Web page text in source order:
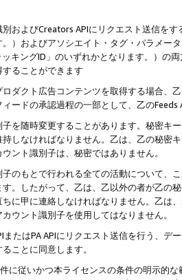
およびCreators APIにリクエスト送信を
。）およびアソシエイト・タグ・パラメー
キングID」のいずれかとなります。）の
ることができます
ダクト広告コンテンツを取得する場合、
ードの承認過程の一部として、乙の
を随時変更することがあります。秘密キ
しなければなりません。乙は、乙の秘密
ント識別子は、秘密ではありません。
のもとで行われる全ての活動について、
。したがって、乙は、乙以外の者が乙の
に甲に連絡しなければなりません。乙は
ウント識別子を使用してはなりません。
たはPA APIにリクエスト送信を行う、デ
ことに同意します。
に従いかつ本ライセンスの条件の明示的